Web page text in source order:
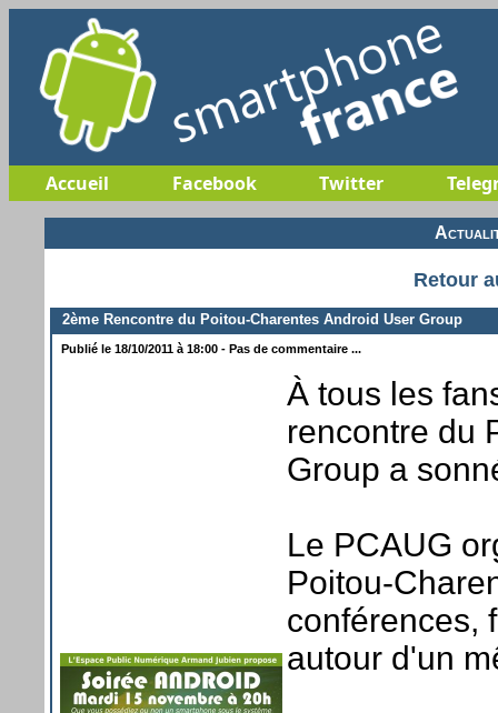
Accueil Facebook Twitter
Retour
2ème Rencontre du Poitou-Charentes Android User Group
Publié le 18/10/2011 à 18:00 - Pas de commentaire ...
À tous les
rencontre du
Group a
Le PCAUG
Poitou-
conférences,
autour d'un